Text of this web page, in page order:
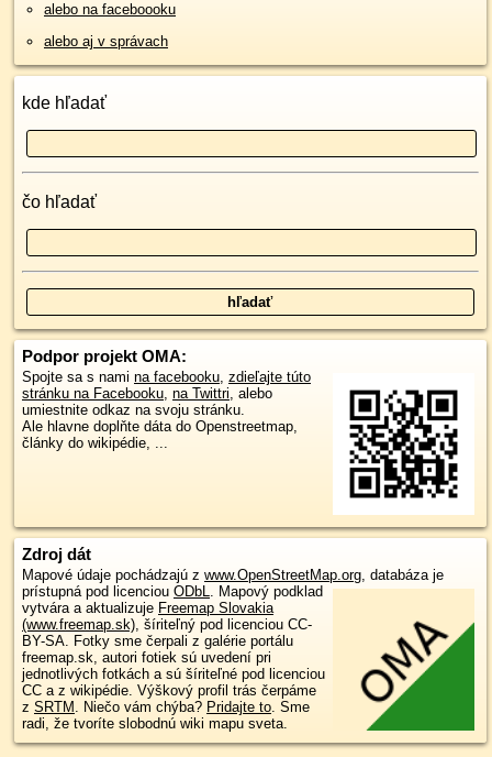
alebo na faceboooku
alebo aj v správach
kde hľadať
čo hľadať
Podpor projekt OMA:
Spojte sa s nami na facebooku, zdieľajte túto
stránku na Facebooku, na Twittri, alebo
umiestnite odkaz na svoju stránku.
Ale hlavne doplňte dáta do Openstreetmap,
články do wikipédie, ...
Zdroj dát
Mapové údaje pochádzajú z www.OpenStreetMap.org, databáza je
prístupná pod licenciou ODbL. Mapový podklad
vytvára a aktualizuje Freemap Slovakia
(www.freemap.sk), šíriteľný pod licenciou CC-
BY-SA. Fotky sme čerpali z galérie portálu
freemap.sk, autori fotiek sú uvedení pri
jednotlivých fotkách a sú šíriteľné pod licenciou
CC a z wikipédie. Výškový profil trás čerpáme
z SRTM . Niečo vám chýba? Pridajte to. Sme
radi, že tvoríte slobodnú wiki mapu sveta.